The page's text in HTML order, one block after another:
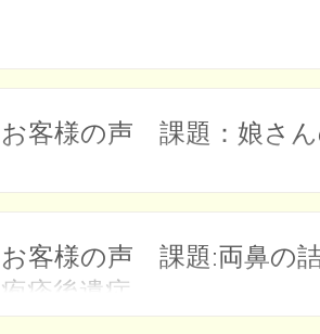
お客様の声 課題：娘さ
お客様の声 課題:両鼻の
疱疹後遺症